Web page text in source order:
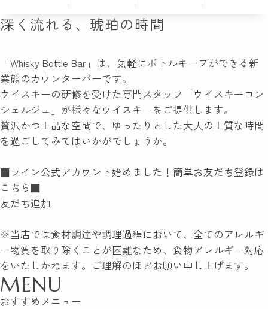
深く流れる、琥珀の時間
「Whisky Bottle Bar」は、気軽にボトルキープができる新
業態のカウンターバーです。
ウイスキーの研修を受けた専門スタッフ「ウイスキーコン
シェルジュ」が様々なウイスキーをご提供します。
贅沢かつ上品な空間で、ゆったりとした大人の上質な時間
を過ごしてみてはいかがでしょうか。
■ライン公式アカウント始めました！簡単お友だち登録は
こちら■
友だち追加
※当店では食材調達や調理過程において、全てのアレルギ
ー物質を取り除くことが困難なため、食物アレルギー対応
をいたしかねます。ご理解のほどお願い申し上げます。
MENU
おすすめメニュー